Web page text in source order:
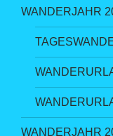
WANDERJAHR
WANDERJAHR